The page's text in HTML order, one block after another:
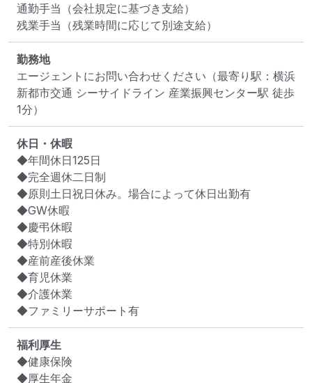
通勤手当（会社規定に基づき支給）
残業手当（残業時間に応じて別途支給）
勤務地
エージェントにお問い合わせください （最寄り駅：横浜
新都市交通 シーサイドライン 産業振興センター駅 徒歩
1分）
休日・休暇
◆年間休日125日
◆完全週休二日制
◆原則土日祝日休み。場合によって休日出勤有
◆GW休暇
◆慶弔休暇
◆特別休暇
◆産前産後休業
◆育児休業
◆介護休業
◆ファミリーサポート有
福利厚生
◆健康保険
◆厚生年金